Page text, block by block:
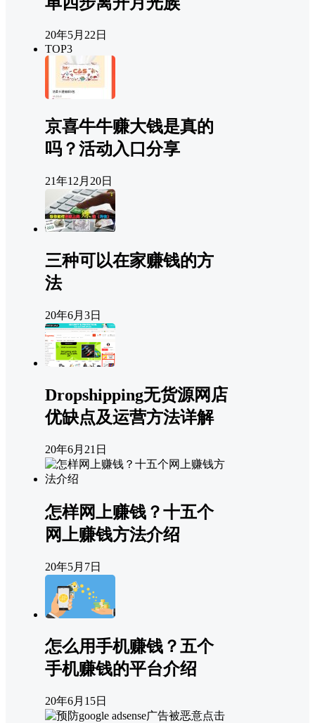
20年5月22日
TOP3
京喜牛牛赚大钱是真的
吗？活动入口分享
21年12月20日
三种可以在家赚钱的方
法
20年6月3日
Dropshipping无货源网店
优缺点及运营方法详解
20年6月21日
怎样网上赚钱？十五个
网上赚钱方法介绍
20年5月7日
怎么用手机赚钱？五个
手机赚钱的平台介绍
20年6月15日